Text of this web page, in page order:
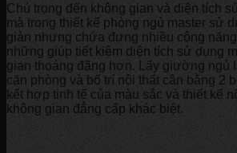
Chú trọng đến không gian và diện tích
mà trong thiết kế phòng ngủ master sử
giản nhưng chứa đựng nhiều công
những giúp tiết kiệm diện tích sử dụng
gian thoáng đãng hơn. Lấy giường ngủ
căn phòng và bố trí nội thất cân bằng 2
kết hợp tinh tế của màu sắc và thiết kế
không gian đẳng cấp khác biệt.